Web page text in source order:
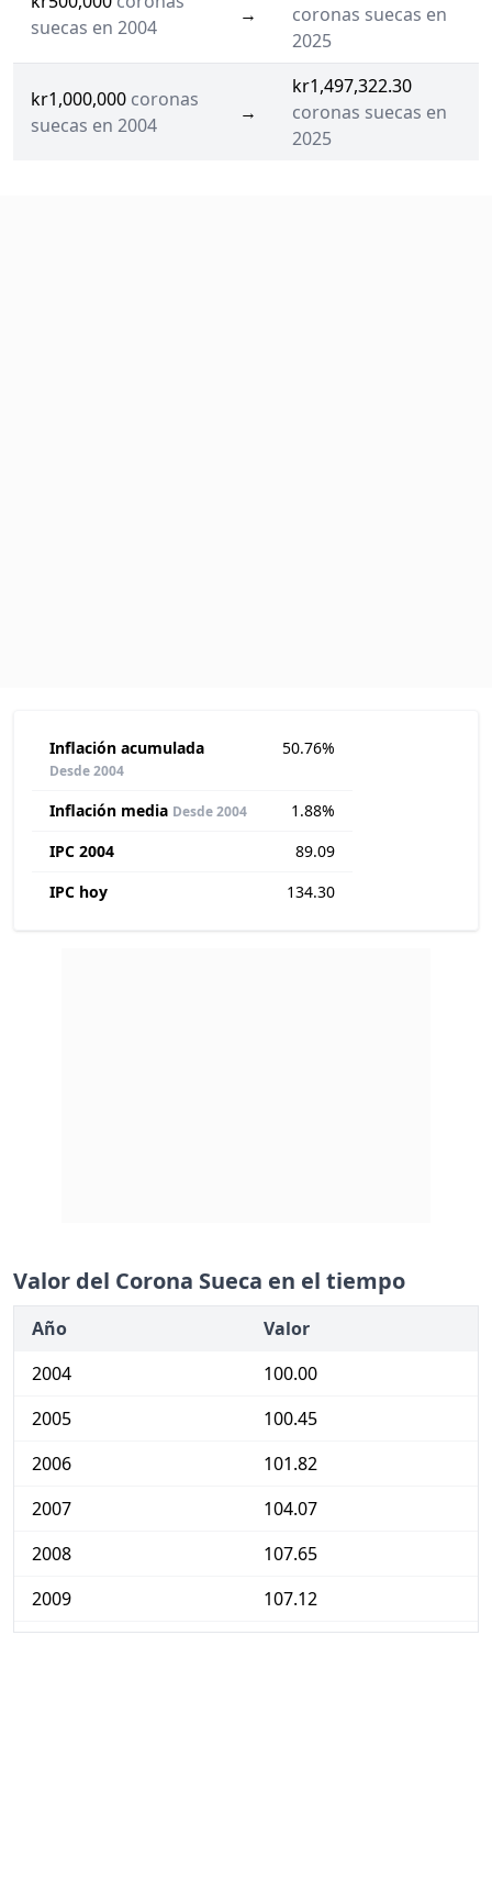
suecas en 2004
→
coronas suecas en
2025
kr1,000,000 coronas
suecas en 2004
→
kr1,497,322.30
coronas suecas en
2025
Inflación acumulada
Desde 2004
50.76%
Inflación media Desde 2004
1.88%
IPC 2004
89.09
IPC hoy
134.30
Valor del Corona Sueca en el tiempo
Año
Valor
2004
100.00
2005
100.45
2006
101.82
2007
104.07
2008
107.65
2009
107.12